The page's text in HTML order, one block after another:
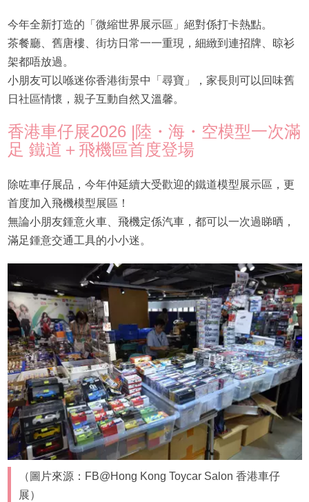
今年全新打造的「微縮世界展示區」絕對係打卡熱點。
茶餐廳、舊唐樓、街坊日常一一重現，細緻到連招牌、晾衫
架都唔放過。
小朋友可以喺迷你香港街景中「尋寶」，家長則可以回味舊
日社區情懷，親子互動自然又溫馨。
香港車仔展2026 |陸・海・空模型一次滿
足 鐵道＋飛機區首度登場
除咗車仔展品，今年仲延續大受歡迎的鐵道模型展示區，更
首度加入飛機模型展區！
無論小朋友鍾意火車、飛機定係汽車，都可以一次過睇晒，
滿足鍾意交通工具的小小迷。
（圖片來源：FB@Hong Kong Toycar Salon 香港車仔
展）